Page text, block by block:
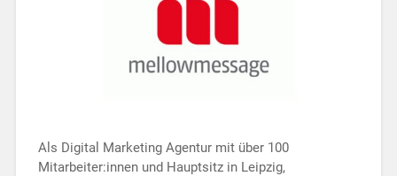
Als Digital Marketing Agentur mit über 100
Mitarbeiter:innen und Hauptsitz in Leipzig,